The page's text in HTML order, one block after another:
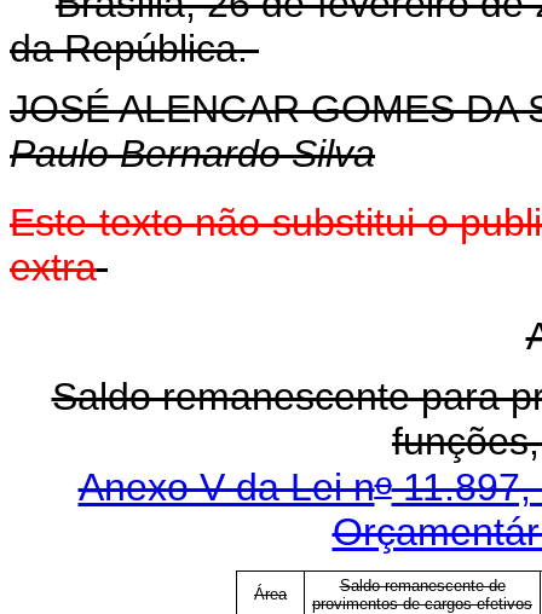
da República.
JOSÉ ALENCAR GOMES DA
Paulo Bernardo Silva
Este texto não substitui o
extra
Saldo remanescente para
Anexo V da Lei no11.897,
Área
Saldo remanescente de
provimentos de cargos efetivos